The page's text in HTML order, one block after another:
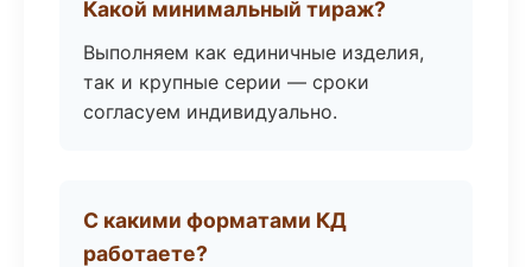
Какой минимальный тираж?
Выполняем как единичные изделия,
так и крупные серии — сроки
согласуем индивидуально.
С какими форматами КД
работаете?